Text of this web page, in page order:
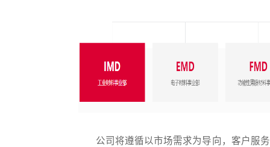
公司将遵循以市场需求为导向，客户服务